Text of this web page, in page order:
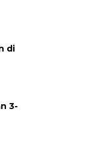
di
3-